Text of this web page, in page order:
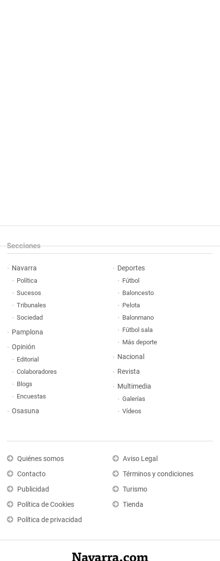
Secciones
Navarra
Política
Sucesos
Tribunales
Sociedad
Pamplona
Opinión
Editorial
Colaboradores
Blogs
Encuestas
Osasuna
Deportes
Fútbol
Baloncesto
Pelota
Balonmano
Fútbol sala
Más deporte
Nacional
Revista
Multimedia
Galerías
Vídeos
Quiénes somos
Contacto
Publicidad
Política de Cookies
Política de privacidad
Aviso Legal
Términos y condiciones
Turismo
Tienda